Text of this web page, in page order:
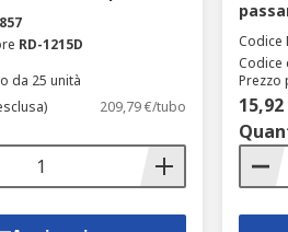
RD-1215D
da 25 unità
209,79 €/tubo
Codice
Prezzo